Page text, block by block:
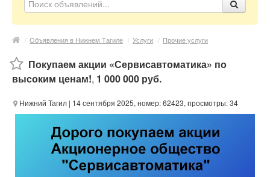
Контакты
/ Объявления в Нижнем Тагиле / Услуги / Прочие услуги
Покупаем акции «Сервисавтоматика» по
высоким ценам!, 1 000 000 руб.
Нижний Тагил | 14 сентября 2025, номер: 62423, просмотры: 34